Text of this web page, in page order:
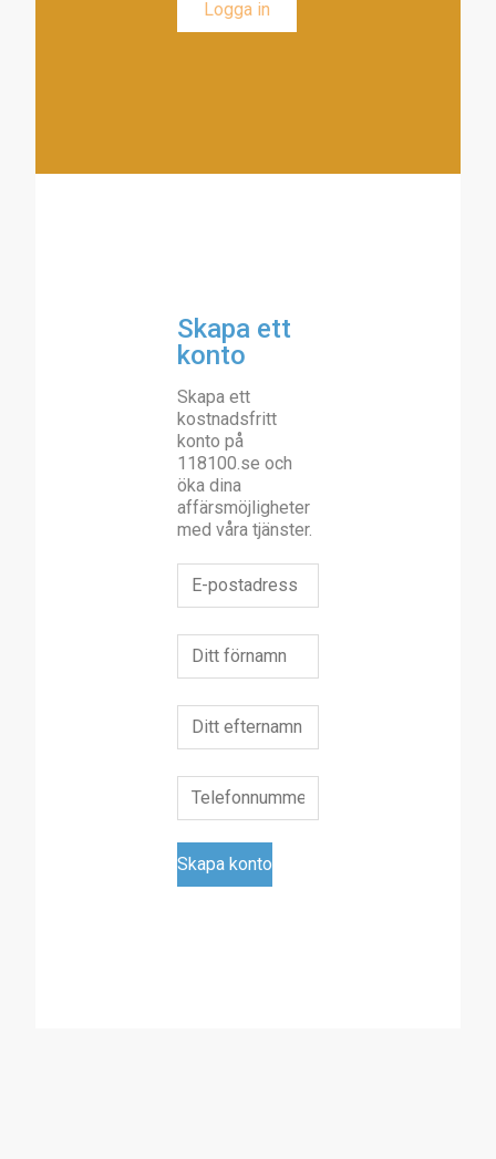
Skapa ett
konto
Skapa ett
kostnadsfritt
konto på
118100.se och
öka dina
affärsmöjligheter
med våra tjänster.